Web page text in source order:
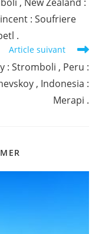
, New Zealand :
: Soufriere
.
Article suivant
: Stromboli , Peru :
, Indonesia :
Merapi .